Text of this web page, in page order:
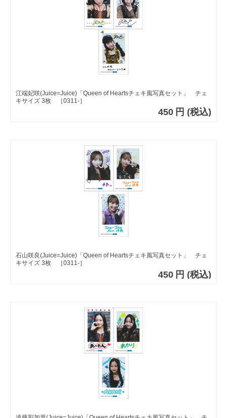
江端妃咲(Juice=Juice)「Queen of Heartsチェキ風写真セット」 チェ
キサイズ 3枚 ［0311-］
450 円 (税込)
石山咲良(Juice=Juice)「Queen of Heartsチェキ風写真セット」 チェ
キサイズ 3枚 ［0311-］
450 円 (税込)